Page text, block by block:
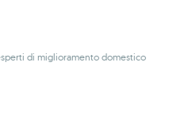
di miglioramento domestico